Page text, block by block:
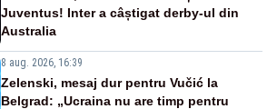
Juventus! Inter a câștigat derby-ul din
Australia
8 aug. 2026, 16:39
Zelenski, mesaj dur pentru Vučić la
Belgrad: „Ucraina nu are timp pentru